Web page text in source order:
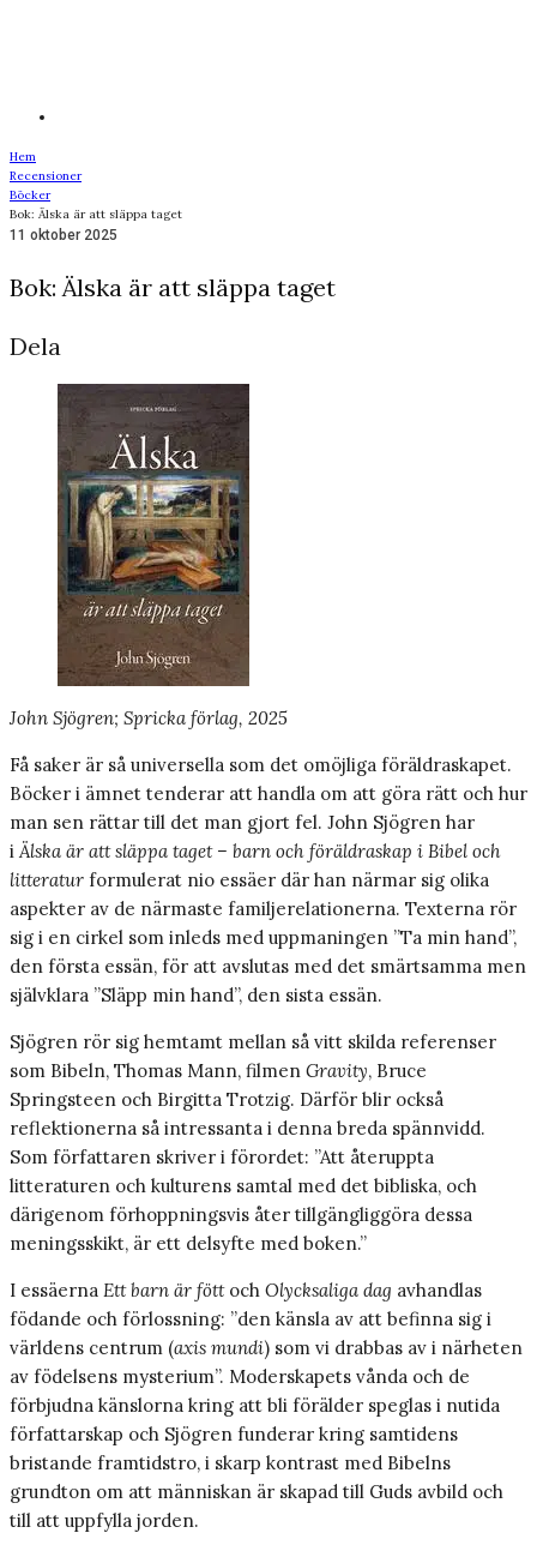
Hem
Recensioner
Böcker
Bok: Älska är att släppa taget
11 oktober 2025
Bok: Älska är att släppa taget
Dela
John Sjögren; Spricka förlag, 2025
Få saker är så universella som det omöjliga föräldraskapet.
Böcker i ämnet tenderar att handla om att göra rätt och hur
man sen rättar till det man gjort fel. John Sjögren har
iÄlska är att släppa taget – barn och föräldraskap i Bibel och
litteratur formulerat nio essäer där han närmar sig olika
aspekter av de närmaste familjerelationerna. Texterna rör
sig i en cirkel som inleds med uppmaningen ”Ta min hand”,
den första essän, för att avslutas med det smärtsamma men
självklara ”Släpp min hand”, den sista essän.
Sjögren rör sig hemtamt mellan så vitt skilda referenser
som Bibeln, Thomas Mann, filmen Gravity, Bruce
Springsteen och Birgitta Trotzig. Därför blir också
reflektionerna så intressanta i denna breda spännvidd.
Som författaren skriver i förordet: ”Att återuppta
litteraturen och kulturens samtal med det bibliska, och
därigenom förhoppningsvis åter tillgängliggöra dessa
meningsskikt, är ett delsyfte med boken.”
I essäerna Ett barn är föttoch Olycksaliga dag avhandlas
födande och förlossning: ”den känsla av att befinna sig i
världens centrum (axis mundi) som vi drabbas av i närheten
av födelsens mysterium”. Moderskapets vånda och de
förbjudna känslorna kring att bli förälder speglas i nutida
författarskap och Sjögren funderar kring samtidens
bristande framtidstro, i skarp kontrast med Bibelns
grundton om att människan är skapad till Guds avbild och
till att uppfylla jorden.